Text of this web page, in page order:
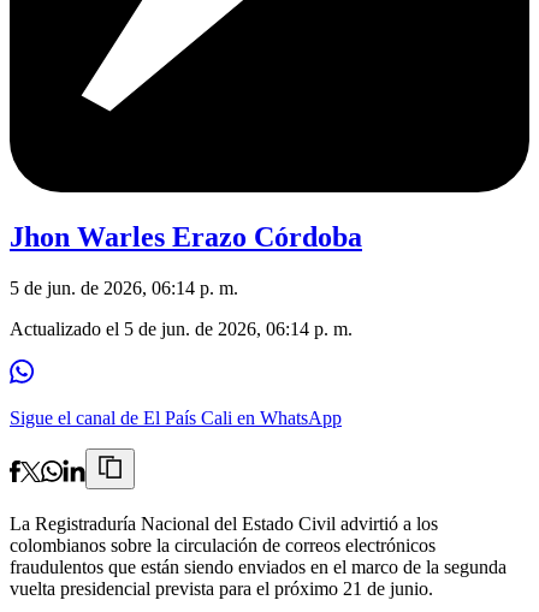
Jhon Warles Erazo Córdoba
5 de jun. de 2026, 06:14 p. m.
Actualizado el 5 de jun. de 2026, 06:14 p. m.
Sigue el canal de El País Cali en WhatsApp
La Registraduría Nacional del Estado Civil advirtió a los
colombianos sobre la circulación de correos electrónicos
fraudulentos que están siendo enviados en el marco de la segunda
vuelta presidencial prevista para el próximo 21 de junio.